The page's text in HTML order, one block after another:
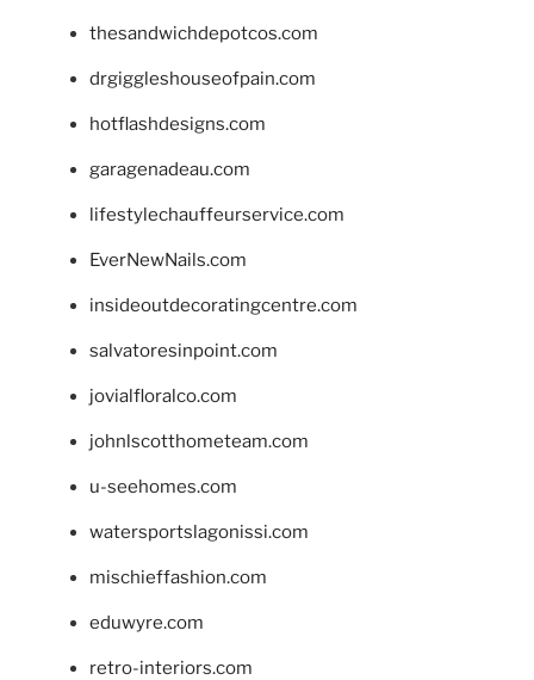
thesandwichdepotcos.com
drgiggleshouseofpain.com
hotflashdesigns.com
garagenadeau.com
lifestylechauffeurservice.com
EverNewNails.com
insideoutdecoratingcentre.com
salvatoresinpoint.com
jovialfloralco.com
johnlscotthometeam.com
u-seehomes.com
watersportslagonissi.com
mischieffashion.com
eduwyre.com
retro-interiors.com